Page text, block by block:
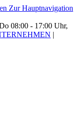
Zur Hauptnavigation
08:00 - 17:00 Uhr,
|